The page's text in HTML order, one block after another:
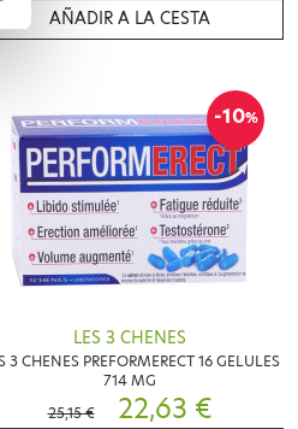
AÑADIR A LA CESTA
-10%
LES 3 CHENES
3 CHENES PREFORMERECT 16 GELULES
714 MG
25,15 €
22,63 €